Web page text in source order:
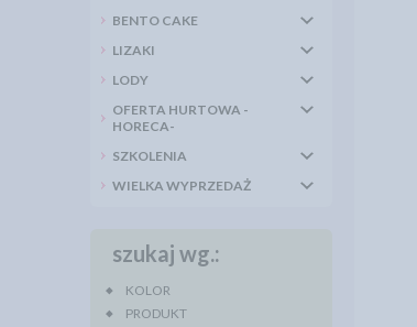
BENTO CAKE
LIZAKI
LODY
OFERTA HURTOWA -
HORECA-
SZKOLENIA
WIELKA WYPRZEDAŻ
szukaj wg.:
KOLOR
PRODUKT